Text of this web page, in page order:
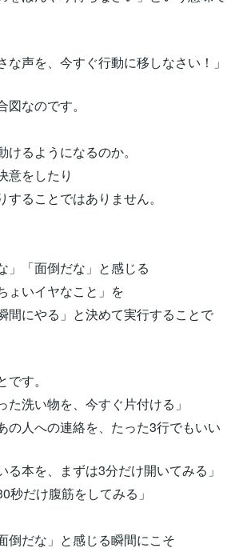
な声を、今すぐ行動に移しなさい！」
なのです。
けるようになるのか。
意をしたり
することではありません。
」「面倒だな」と感じる
ょいイヤなこと」を
間にやる」と決めて実行することで
です。
た洗い物を、今すぐ片付ける」
の人への連絡を、たった3行でもいい
る本を、まずは3分だけ開いてみる」
秒だけ腹筋をしてみる」
倒だな」と感じる瞬間にこそ